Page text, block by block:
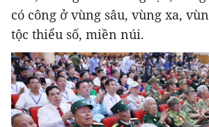
có công ở vùng sâu, vùng xa,
tộc thiểu số, miền núi.